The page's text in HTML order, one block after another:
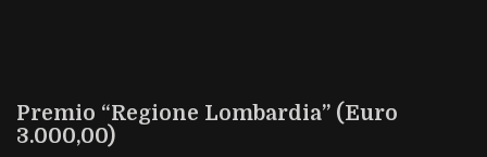
Premio “Regione Lombardia” (Euro
3.000,00)